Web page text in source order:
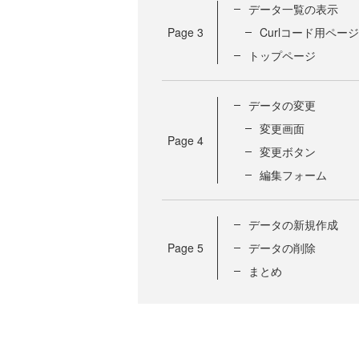
Page 3
データ一覧の表示
Curlコード用ページ
トップページ
Page 4
データの変更
変更画面
変更ボタン
編集フォーム
Page 5
データの新規作成
データの削除
まとめ